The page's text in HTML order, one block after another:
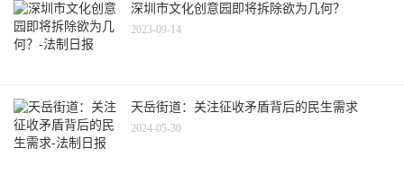
深圳市文化创意园即将拆除欲为几何？
2023-09-14
天岳街道：关注征收矛盾背后的民生需求
2024-05-30